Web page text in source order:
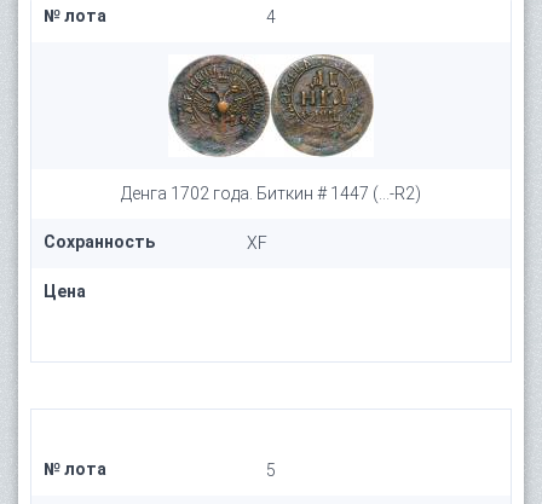
№ лота 4
Денга 1702 года. Биткин # 1447 (...-R2)
Сохранность XF
Цена
№ лота 5